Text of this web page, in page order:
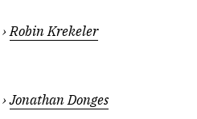
›Robin Krekeler
›Jonathan Donges